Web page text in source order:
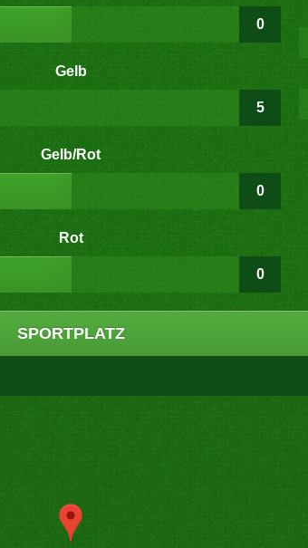
0
Gelb
5
Gelb/Rot
0
Rot
0
SPORTPLATZ